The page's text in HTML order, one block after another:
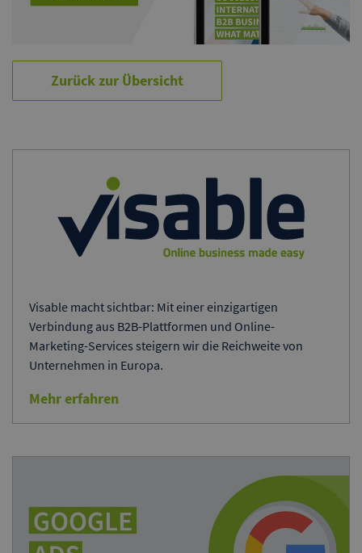
Zurück zur Übersicht
Visable macht sichtbar: Mit einer einzigartigen
Verbindung aus B2B-Plattformen und Online-
Marketing-Services steigern wir die Reichweite von
Unternehmen in Europa.
Mehr erfahren